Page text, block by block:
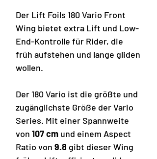
Der Lift Foils 180 Vario Front
Wing bietet extra Lift und Low-
End-Kontrolle für Rider, die
früh aufstehen und lange gliden
wollen.
Der 180 Vario ist die größte und
zugänglichste Größe der Vario
Series. Mit einer Spannweite
von 107 cm und einem Aspect
Ratio von 9.8 gibt dieser Wing